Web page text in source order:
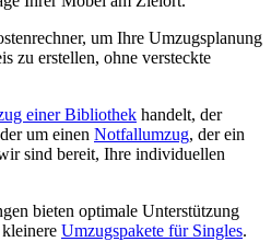
um Ihre Umzugsplanung
zu erstellen, ohne versteckte
einer Bibliothek handelt, der
um einen Notfallumzug, der ein
sind bereit, Ihre individuellen
bieten optimale Unterstützung
Umzugspakete für Singles.